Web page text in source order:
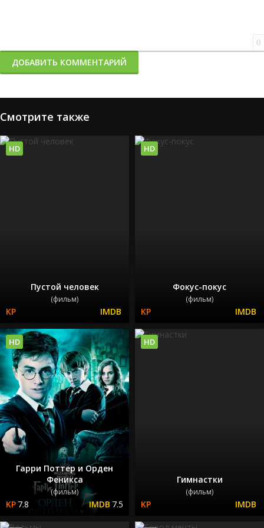
0
ДОБАВИТЬ КОММЕНТАРИЙ
Смотрите также
Пустой человек
(фильм)
HD
Фокус-покус
(фильм)
HD
Гарри Поттер и Орден
Феникса
(фильм)
7.8 7.5
HD
Гимнастки
(фильм)
HD